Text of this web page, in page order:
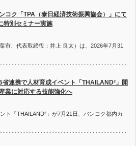
コク「TPA（泰日経済技術振興協会）」にて
特別セミナー実施
市、代表取締役：井上 良太）は、2026年7月31
省連携で人材育成イベント「THAILAND²」開
業に対応する技能強化へ
ト「THAILAND²」が7月21日、バンコク都内カ